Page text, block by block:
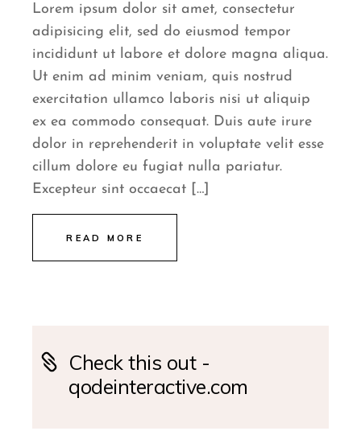
Lorem ipsum dolor sit amet, consectetur
adipisicing elit, sed do eiusmod tempor
incididunt ut labore et dolore magna aliqua.
Ut enim ad minim veniam, quis nostrud
exercitation ullamco laboris nisi ut aliquip
ex ea commodo consequat. Duis aute irure
dolor in reprehenderit in voluptate velit esse
cillum dolore eu fugiat nulla pariatur.
Excepteur sint occaecat […]
READ MORE
Check this out -
qodeinteractive.com